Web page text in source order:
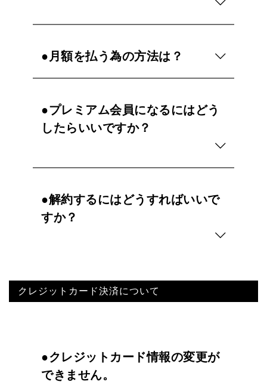
●月額を払う為の方法は？
●プレミアム会員になるにはどう
したらいいですか？
●解約するにはどうすればいいで
すか？
クレジットカード決済について
●クレジットカード情報の変更が
できません。